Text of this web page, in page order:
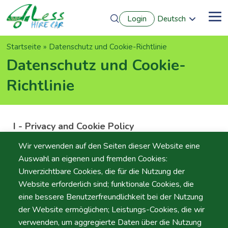
Direkt
zum
Inhalt
Login
Deutsch
Wir verwenden auf den Seiten dieser Website eine
Auswahl an eigenen und fremden Cookies:
Unverzichtbare Cookies, die für die Nutzung der
Website erforderlich sind; funktionale Cookies, die
eine bessere Benutzerfreundlichkeit bei der Nutzung
der Website ermöglichen; Leistungs-Cookies, die wir
verwenden, um aggregierte Daten über die Nutzung
Pfadnavigation
Startseite Datenschutz und Cookie-Richtlinie
Datenschutz und Cookie-
Richtlinie
I - Privacy and Cookie Policy
A.Moita – Automóveis de Aluguer sem Condutor, LDA.
is committed to protecting the security and privacy of
those who access its
website
https://www.hirecar4less.com/
. In this context,
we have drafted this Privacy and Cookies Policy ("Policy")
to affirm our commitment and respect for privacy rules
and personal data protection.